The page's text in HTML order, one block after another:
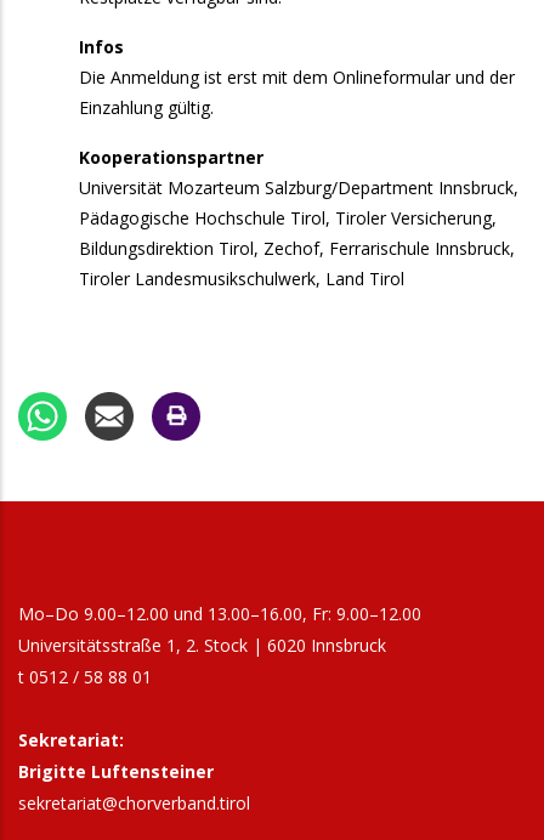
7. November 2026
SingSingSing Wochenende
SingSingSing Wochenende
21. November 2026 Samstag
Start: Schutzkonzept in der Kinder- und
10:00 Mitsingkonzert: A Christmas Surprise
19:00
Vokalensemble ProSono - Weihnachtskonzert
23. Dezember 2026
17:15 St. Aegidius Chor / Igler Bergweihnacht
Infos
Die Anmeldung ist erst mit dem Onlineformular und der
Einzahlung gültig.
Kooperationspartner
Universität Mozarteum Salzburg/Department Innsbruck,
Pädagogische Hochschule Tirol, Tiroler Versicherung,
Bildungsdirektion Tirol, Zechof, Ferrarischule Innsbruck,
Tiroler Landesmusikschulwerk, Land Tirol
Mo–Do 9.00–12.00 und 13.00–16.00, Fr: 9.00–12.00
Universitätsstraße 1, 2. Stock | 6020 Innsbruck
t 0512 / 58 88 01
Sekretariat:
Brigitte Luftensteiner
sekretariat@chorverband.tirol